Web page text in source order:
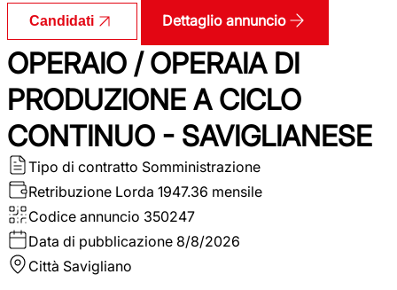
Candidati Dettaglio annuncio
OPERAIO / OPERAIA DI
PRODUZIONE A CICLO
CONTINUO - SAVIGLIANESE
Tipo di contratto Somministrazione
Retribuzione Lorda 1947.36 mensile
Codice annuncio 350247
Data di pubblicazione 8/8/2026
Città Savigliano